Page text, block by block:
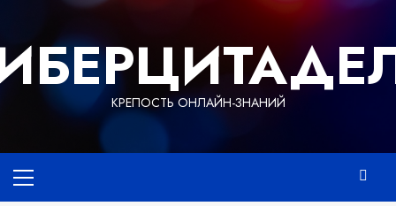
содержимому
КРЕПОСТЬ ОНЛАЙН-ЗНАНИЙ
меню